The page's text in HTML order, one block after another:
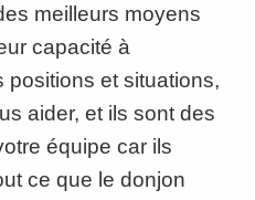
meilleurs moyens
capacité à
positions et situations,
aider, et ils sont des
équipe car ils
ce que le donjon